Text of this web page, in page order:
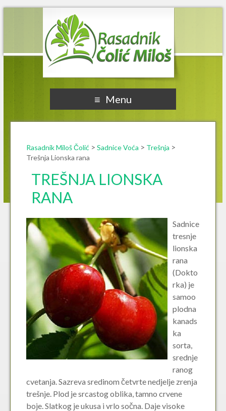
Rasadnik Miloš Čolić
Menu
Rasadnik Miloš Čolić > Sadnice Voća > Trešnja >
Trešnja Lionska rana
TREŠNJA LIONSKA
RANA
Sadnice
tresnje
lionska
rana
(Dokto
rka) je
samoo
plodna
kanads
ka
sorta,
srednje
ranog
cvetanja. Sazreva sredinom četvrte nedjelje zrenja
trešnje. Plod je srcastog oblika, tamno crvene
boje. Slatkog je ukusa i vrlo sočna. Daje visoke